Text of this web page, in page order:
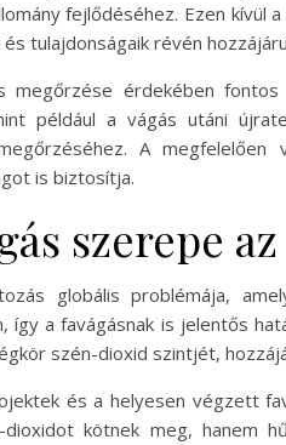
fejlődéséhez. Ezen kívül
tulajdonságaik révén
megőrzése érdekében
például a vágás utáni
A
is biztosítja.
szerepe
globális problémája,
így a favágásnak is jelentős
szén-dioxid szintjét,
és a helyesen végzett
dioxidot kötnek meg, hanem